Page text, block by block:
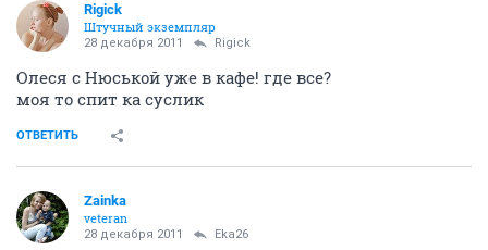
Rigick
Штучный экземпляр
28 декабря 2011 Rigick
Олеся с Нюськой уже в кафе! где все?
моя то спит ка суслик
ОТВЕТИТЬ
Zainka
veteran
28 декабря 2011 Eka26